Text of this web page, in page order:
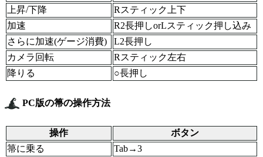
上昇/下降
Rスティック上下
加速
R2長押しorLスティック押し込み
さらに加速(ゲージ消費)
L2長押し
カメラ回転
Rスティック左右
降りる
○長押し
PC版の箒の操作方法
操作
ボタン
箒に乗る
Tab→3